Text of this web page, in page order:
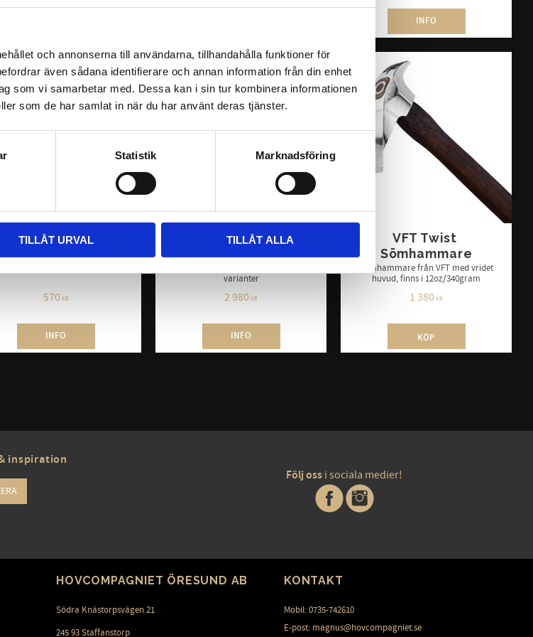
och annonserna till användarna, tillhandahålla funktioner för
även sådana identifierare och annan information från din enhet
som vi samarbetar med. Dessa kan i sin tur kombinera informationen
som de har samlat in när du har använt deras tjänster.
Statistik Marknadsföring
TILLÅT URVAL TILLÅT ALLA
INFO
Sömhammare
570KR
INFO
Steven Beanie
varianter
2 980KR
INFO
VFT Twist
Sömhammare
Sömhammare från VFT med vridet
huvud, finns i 12oz/340gram
1 380KR
KÖP
inspiration
Följ oss i sociala medier!
HOVCOMPAGNIET ÖRESUND AB
Södra Knästorpsvägen 21
245 93 Staffanstorp
KONTAKT
Mobil: 0735-742610
E-post: magnus@hovcompagniet.se